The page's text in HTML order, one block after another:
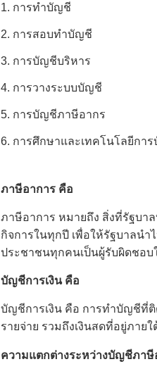
1. การทำบัญชี
2. การสอบทำบัญชี
3. การบัญชีบริหาร
4. การวางระบบบัญชี
5. การบัญชีภาษีอากร
6. การศึกษาและเทคโนโลยีกา
ภาษีอาการ คือ
ภาษีอาการ หมายถึง สิ่งที่รัฐบา
กิจการในทุกปี เพื่อให้รัฐบาลน
ประชาชนทุกคนเป็นผู้รับผิดชอบ
บัญชีการเงิน คือ
บัญชีการเงิน คือ การทำบัญชีที่ติ
รายจ่าย รวมถึงเงินสดที่อยู่ภา
ความแตกต่างระหว่างบัญชีภาษี